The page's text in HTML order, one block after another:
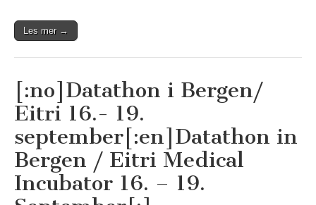
Les mer →
[:no]Datathon i Bergen/
Eitri 16.- 19.
september[:en]Datathon in
Bergen / Eitri Medical
Incubator 16. – 19.